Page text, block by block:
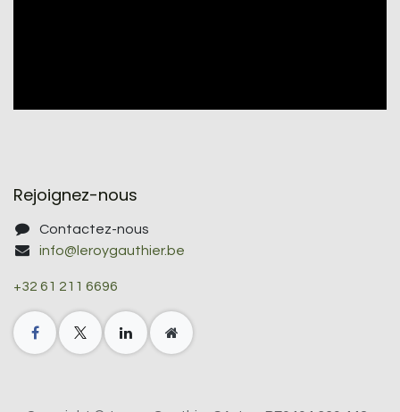
Rejoignez-nous
Contactez-nous
info@leroygauthier.be
+32 61 211 6696